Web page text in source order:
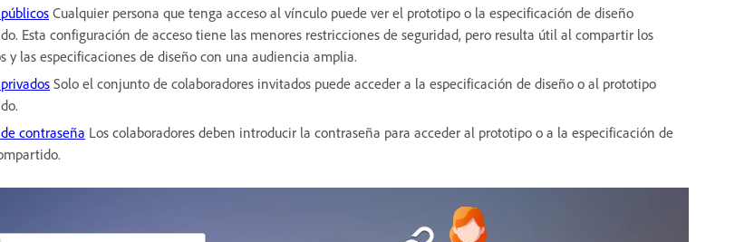
Cualquier persona que tenga acceso al vínculo puede ver el prototipo o la especificación de diseño
Esta configuración de acceso tiene las menores restricciones de seguridad, pero resulta útil al compartir los
y las especificaciones de diseño con una audiencia amplia.
Solo el conjunto de colaboradores invitados puede acceder a la especificación de diseño o al prototipo
contraseña Los colaboradores deben introducir la contraseña para acceder al prototipo o a la especificación de